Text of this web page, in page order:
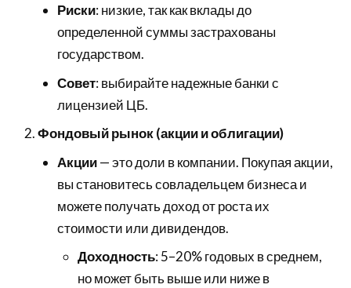
Риски: низкие, так как вклады до
определенной суммы застрахованы
государством.
Совет: выбирайте надежные банки с
лицензией ЦБ.
Фондовый рынок (акции и облигации)
Акции— это доли в компании. Покупая акции,
вы становитесь совладельцем бизнеса и
можете получать доход от роста их
стоимости или дивидендов.
Доходность: 5–20% годовых в среднем,
но может быть выше или ниже в